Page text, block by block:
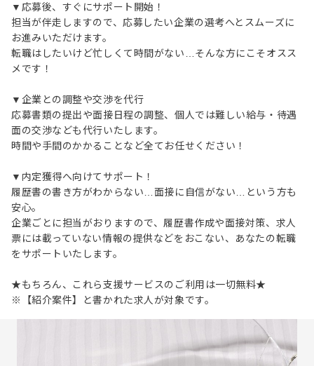
▼応募後、すぐにサポート開始！
担当が伴走しますので、応募したい企業の選考へとスムーズに
お進みいただけます。
転職はしたいけど忙しくて時間がない…そんな方にこそオスス
メです！
▼企業との調整や交渉を代行
応募書類の提出や面接日程の調整、個人では難しい給与・待遇
面の交渉なども代行いたします。
時間や手間のかかることなど全てお任せください！
▼内定獲得へ向けてサポート！
履歴書の書き方がわからない…面接に自信がない…という方も
安心。
企業ごとに担当がおりますので、履歴書作成や面接対策、求人
票には載っていない情報の提供などをおこない、あなたの転職
をサポートいたします。
★もちろん、これら支援サービスのご利用は一切無料★
※【紹介案件】と書かれた求人が対象です。